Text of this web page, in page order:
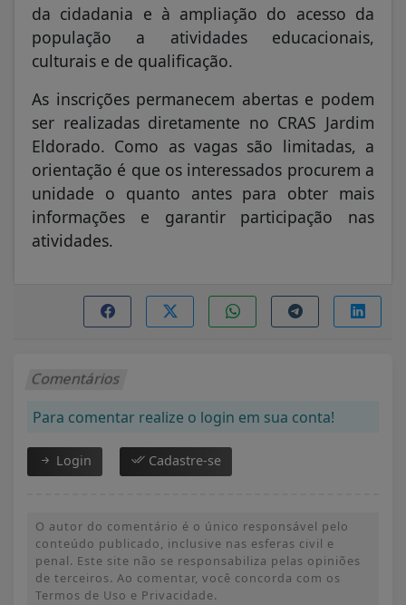
da cidadania e à ampliação do acesso da
população a atividades educacionais,
culturais e de qualificação.
As inscrições permanecem abertas e podem
ser realizadas diretamente no CRAS Jardim
Eldorado. Como as vagas são limitadas, a
orientação é que os interessados procurem a
unidade o quanto antes para obter mais
informações e garantir participação nas
atividades.
Comentários
Para comentar realize o login em sua conta!
Login Cadastre-se
O autor do comentário é o único responsável pelo
conteúdo publicado, inclusive nas esferas civil e
penal. Este site não se responsabiliza pelas opiniões
de terceiros. Ao comentar, você concorda com os
Termos de Uso e Privacidade.